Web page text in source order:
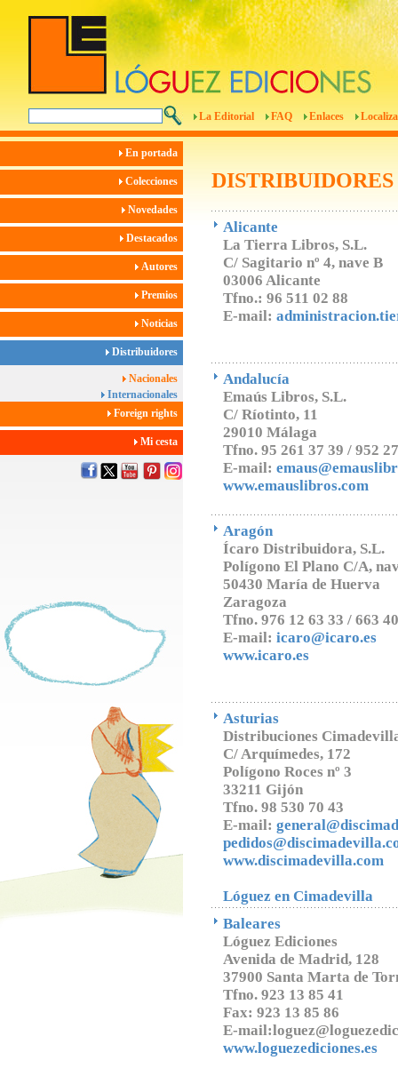
La Editorial FAQ Enlaces
En portada
Colecciones
Novedades
Destacados
Autores
Premios
Noticias
Distribuidores
Nacionales
Internacionales
Foreign rights
Mi cesta
DISTRIBUIDORES
Alicante
La Tierra Libros, S.L.
C/ Sagitario nº 4, nave B
03006 Alicante
Tfno.: 96 511 02 88
E-mail:
Andalucía
Emaús Libros, S.L.
C/ Ríotinto, 11
29010 Málaga
Tfno. 95 261 37 39 / 952
E-mail:
www.emauslibros.com
Aragón
Ícaro Distribuidora, S.L.
Polígono El Plano C/A,
50430 María de Huerva
Zaragoza
Tfno. 976 12 63 33 / 663
E-mail: icaro@icaro.es
www.icaro.es
Asturias
Distribuciones
C/ Arquímedes, 172
Polígono Roces nº 3
33211 Gijón
Tfno. 98 530 70 43
E-mail:
www.discimadevilla.com
Lóguez en Cimadevilla
Baleares
Lóguez Ediciones
Avenida de Madrid, 128
37900 Santa Marta de
Tfno. 923 13 85 41
Fax: 923 13 85 86
E-
www.loguezediciones.es